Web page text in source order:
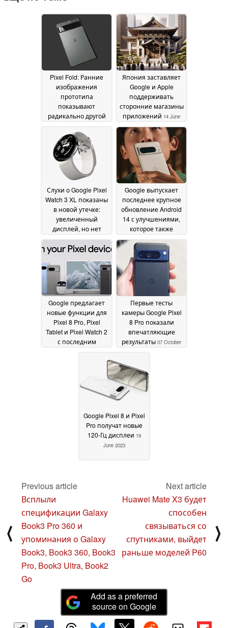
Pixel Fold: Ранние
изображения
прототипа
показывают
радикально другой
Япония заставляет
Google и Apple
поддерживать
сторонние магазины
приложений 14 June
2024
Слухи о Google Pixel
Watch 3 XL показаны
в новой утечке:
увеличенный
дисплей, но нет
совместимости с
существующими
часов
13 June 2024
Google выпускает
последнее крупное
обновление Android
14 с улучшениями,
которое также
распространяется на
устройства Google
Pixel12 June 2024
Google предлагает
новые функции для
Pixel 8 Pro, Pixel
Tablet и Pixel Watch 2
с последним
Первые тесты
камеры Google Pixel
8 Pro показали
впечатляющие
результаты 07 October
Google Pixel 8 и Pixel
Pro получат новые
120-Гц дисплеи 19
June 2023
⟨
Previous article
Всплыли
спецификации Galaxy
Book3 Pro 360 и
упоминания о Galaxy
Book3, Book3 360, Book3
Pro, Book3 Ultra, Book2
Go
Next article
Huawei Mate X3 будет
способен
связываться со
спутниками, выйдет
раньше моделей P60
⟩
Add as a preferred
source on Google